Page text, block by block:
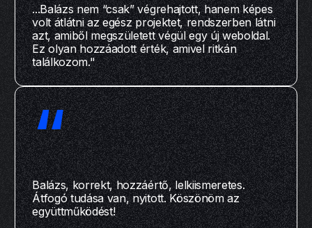
...Balázs nem “csak” végrehajtott, hanem képes
volt átlátni az egész projektet, rendszerben látni
azt, amiből megszületett végül egy új weboldal.
Ez olyan hozzáadott érték, amivel ritkán
találkozom."
“
Balázs, korrekt, hozzáértő, lelkiismeretes.
Átfogó tudása van, nyitott. Köszönöm az
együttműködést!